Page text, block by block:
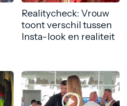
Realitycheck: Vrouw
toont verschil tussen
Insta-look en realiteit